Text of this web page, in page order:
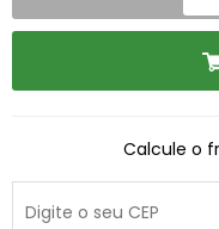
Calcule o